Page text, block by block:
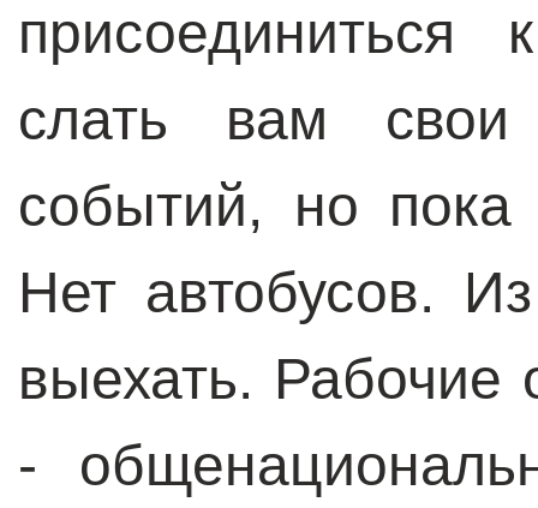
слать вам
событий, но пока
Нет автобусов.
выехать. Рабочие
-